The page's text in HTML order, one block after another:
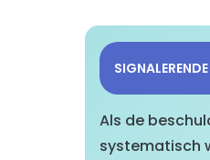
Als de
systematisch